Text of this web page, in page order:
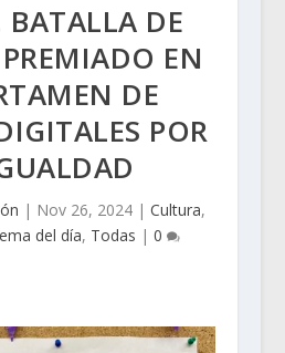
BATALLA DE
EN
DE
POR
| Nov 26, 2024 |Cultura,
del día, Todas | 0